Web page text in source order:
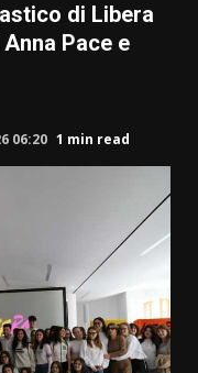
di Libera
Pace e
06:20 1 min read